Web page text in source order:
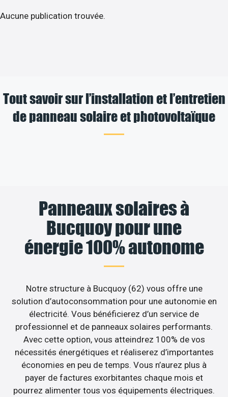
Aucune publication trouvée.
Tout savoir sur l’installation et l’entretien
de panneau solaire et photovoltaïque
Panneaux solaires à
Bucquoy pour une
énergie 100% autonome
Notre structure à Bucquoy (62) vous offre une
solution d’autoconsommation pour une autonomie en
électricité. Vous bénéficierez d’un service de
professionnel et de panneaux solaires performants.
Avec cette option, vous atteindrez 100% de vos
nécessités énergétiques et réaliserez d’importantes
économies en peu de temps. Vous n’aurez plus à
payer de factures exorbitantes chaque mois et
pourrez alimenter tous vos équipements électriques.